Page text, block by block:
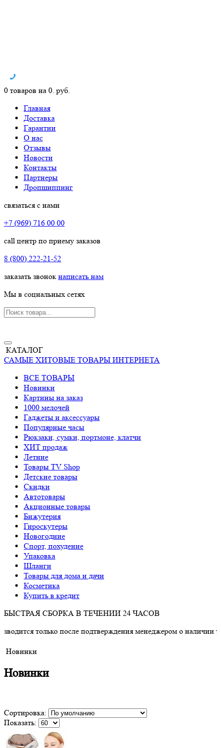
0 товаров на 0. руб.
Главная
Доставка
Гарантии
О нас
Отзывы
Новости
Контакты
Партнеры
Дропшиппинг
связаться с нами
+7 (969) 716 00 00
call центр по приему заказов
8 (800) 222-21-52
заказать звонок написать нам
Мы в социальных сетях
КАТАЛОГ
САМЫЕ ХИТОВЫЕ ТОВАРЫ ИНТЕРНЕТА
ВСЕ ТОВАРЫ
Новинки
Картины на заказ
1000 мелочей
Гаджеты и аксессуары
Популярные часы
Рюкзаки, сумки, портмоне, клатчи
ХИТ продаж
Летние
Товары TV Shop
Детские товары
Cкидки
Автотовары
Акционные товары
Бижутерия
Гироскутеры
Новогодние
Спорт, похудение
Упаковка
Шланги
Товары для дома и дачи
Косметика
Купить в кредит
БЫСТРАЯ СБОРКА В ТЕЧЕНИИ 24 ЧАСОВ
после подтверждения менеджером о наличии товара.
Новинки
Новинки
Сортировка:
Показать: